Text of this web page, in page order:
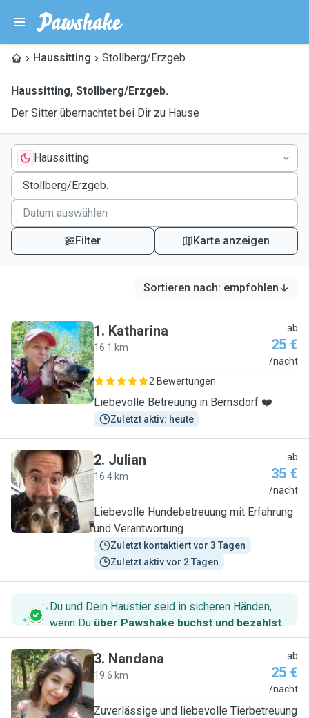
Haussitting Stollberg/Erzgeb.
Haussitting, Stollberg/Erzgeb.
Der Sitter übernachtet bei Dir zu Hause
Haussitting
Filter Karte anzeigen
Sortieren nach: empfohlen
K
1. Katharina
16.1 km
ab
25 €
/nacht
2 Bewertungen
Liebevolle Betreuung in Bernsdorf ❤️
Zuletzt aktiv: heute
J
2. Julian
16.4 km
ab
35 €
/nacht
Liebevolle Hundebetreuung mit Erfahrung
und Verantwortung
Zuletzt kontaktiert vor 3 Tagen
Zuletzt aktiv vor 2 Tagen
Du und Dein Haustier seid in sicheren Händen,
wenn Du über Pawshake buchst und bezahlst.
N
3. Nandana
19.6 km
ab
25 €
/nacht
Zuverlässige und liebevolle Tierbetreuung